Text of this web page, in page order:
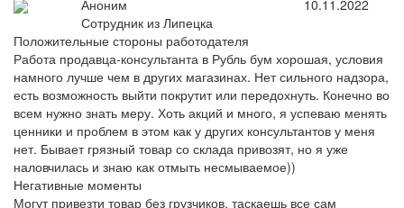
Аноним
Сотрудник из Липецка
10.11.2022
Положительные стороны работодателя
Работа продавца-консультанта в Рубль бум хорошая, условия
намного лучше чем в других магазинах. Нет сильного надзора,
есть возможность выйти покрутит или передохнуть. Конечно во
всем нужно знать меру. Хоть акций и много, я успеваю менять
ценники и проблем в этом как у других консультантов у меня
нет. Бывает грязный товар со склада привозят, но я уже
наловчилась и знаю как отмыть несмываемое))
Негативные моменты
Могут привезти товар без грузчиков, таскаешь все сам